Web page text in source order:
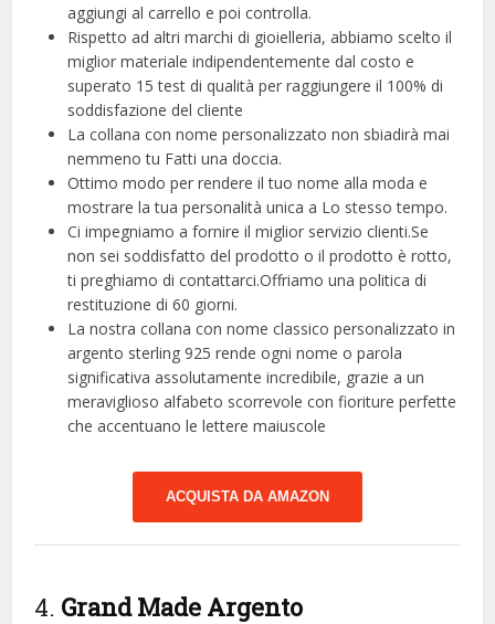
aggiungi al carrello e poi controlla.
Rispetto ad altri marchi di gioielleria, abbiamo scelto il
miglior materiale indipendentemente dal costo e
superato 15 test di qualità per raggiungere il 100% di
soddisfazione del cliente
La collana con nome personalizzato non sbiadirà mai
nemmeno tu Fatti una doccia.
Ottimo modo per rendere il tuo nome alla moda e
mostrare la tua personalità unica a Lo stesso tempo.
Ci impegniamo a fornire il miglior servizio clienti.Se
non sei soddisfatto del prodotto o il prodotto è rotto,
ti preghiamo di contattarci.Offriamo una politica di
restituzione di 60 giorni.
La nostra collana con nome classico personalizzato in
argento sterling 925 rende ogni nome o parola
significativa assolutamente incredibile, grazie a un
meraviglioso alfabeto scorrevole con fioriture perfette
che accentuano le lettere maiuscole
ACQUISTA DA AMAZON
4. Grand Made Argento